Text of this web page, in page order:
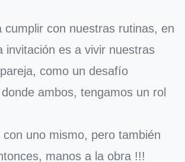
cumplir con nuestras rutinas, en
invitación es a vivir nuestras
como un desafío
ambos, tengamos un rol
uno mismo, pero también
manos a la obra !!!